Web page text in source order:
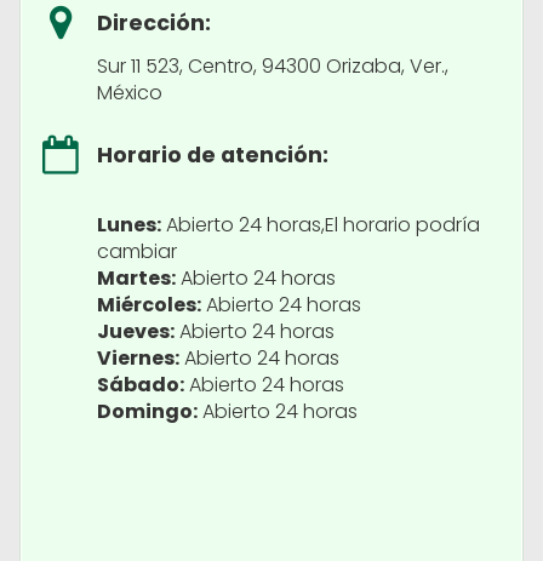
Dirección:
Sur 11 523, Centro, 94300 Orizaba, Ver.,
México
Horario de atención:
Lunes:Abierto 24 horas,El horario podría
cambiar
Martes:Abierto 24 horas
Miércoles:Abierto 24 horas
Jueves:Abierto 24 horas
Viernes:Abierto 24 horas
Sábado:Abierto 24 horas
Domingo:Abierto 24 horas